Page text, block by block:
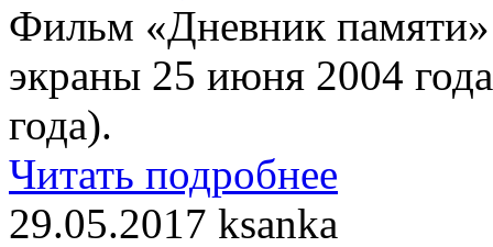
Фильм «Дневник
экраны 25 июня 2004
года).
Читать подробнее
29.05.2017 ksanka